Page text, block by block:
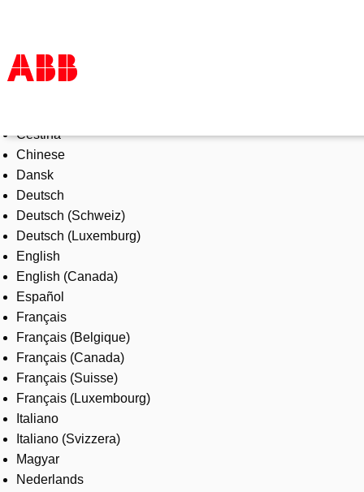
Products & Solutions
Industries
Services
About us
Where to buy
Contact us
Careers
Čeština
Chinese
Dansk
Deutsch
Deutsch (Schweiz)
Deutsch (Luxemburg)
English
English (Canada)
Español
Français
Français (Belgique)
Français (Canada)
Français (Suisse)
Français (Luxembourg)
Italiano
Italiano (Svizzera)
Magyar
Nederlands